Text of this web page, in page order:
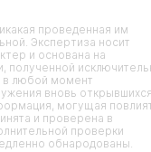
проведенная им
Экспертиза носит
и основана на
в любой момент
вновь
могущая
и проверена в
проверки
обнародованы.